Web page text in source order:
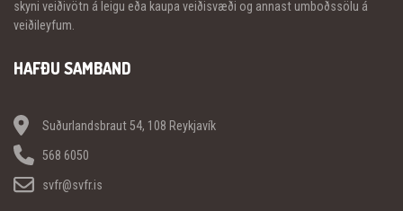
skyni veiðivötn á leigu eða kaupa veiðisvæði og annast umboðssölu á
veiðileyfum.
HAFÐU SAMBAND
Suðurlandsbraut 54, 108 Reykjavík
568 6050
svfr@svfr.is